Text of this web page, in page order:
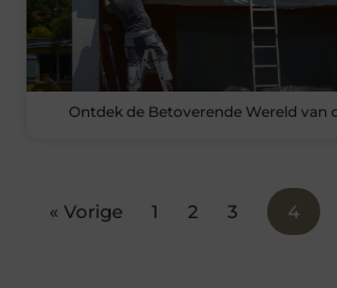
Ontdek de Betoverende Wereld van
« Vorige 1 2 3 4